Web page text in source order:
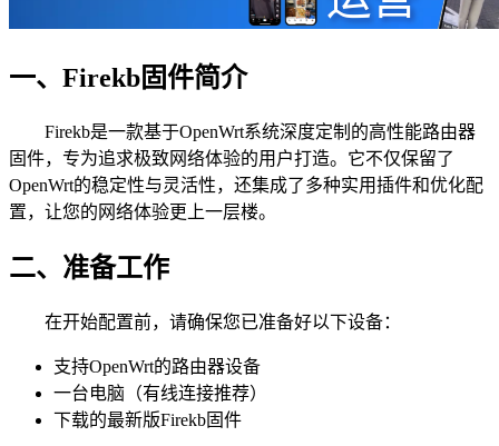
一、Firekb固件简介
Firekb是一款基于OpenWrt系统深度定制的高性能路由器
固件，专为追求极致网络体验的用户打造。它不仅保留了
OpenWrt的稳定性与灵活性，还集成了多种实用插件和优化配
置，让您的网络体验更上一层楼。
二、准备工作
在开始配置前，请确保您已准备好以下设备：
支持OpenWrt的路由器设备
一台电脑（有线连接推荐）
下载的最新版Firekb固件